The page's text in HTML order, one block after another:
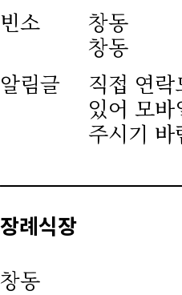
빈소
창동
창동
알림글
직접 연
있어 모
주시기 바
장례식장
창동